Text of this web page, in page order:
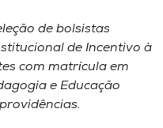
de bolsistas
de Incentivo à
com matrícula em
e Educação